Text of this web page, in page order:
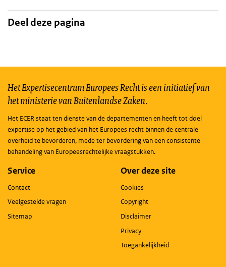
Deel deze pagina
Het Expertisecentrum Europees Recht is een initiatief van
het ministerie van Buitenlandse Zaken.
Het ECER staat ten dienste van de departementen en heeft tot doel
expertise op het gebied van het Europees recht binnen de centrale
overheid te bevorderen, mede ter bevordering van een consistente
behandeling van Europeesrechtelijke vraagstukken.
Service
Contact
Veelgestelde vragen
Sitemap
Over deze site
Cookies
Copyright
Disclaimer
Privacy
Toegankelijkheid